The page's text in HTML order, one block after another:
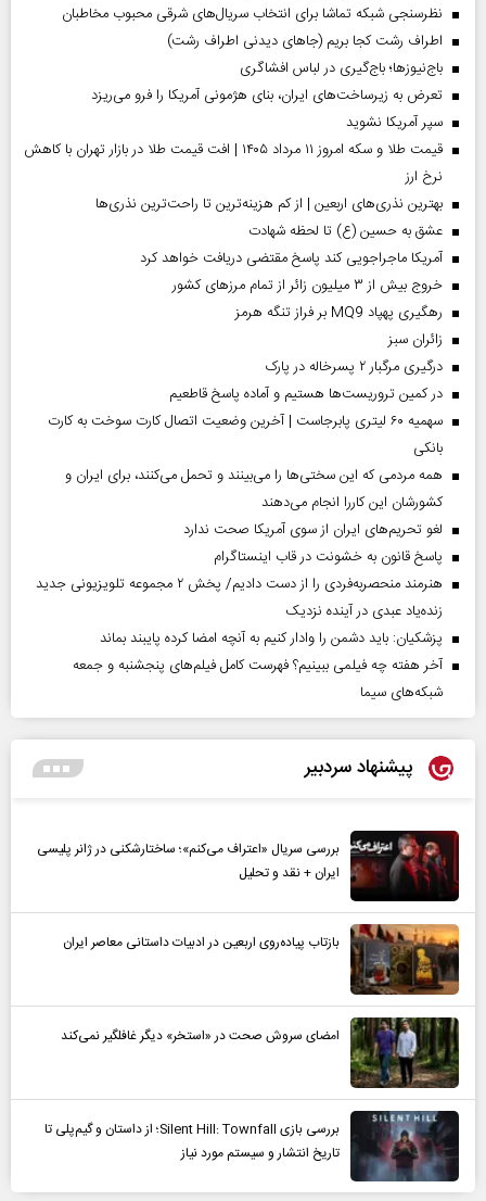
نظرسنجی شبکه تماشا برای انتخاب سریال‌های شرقی محبوب مخاطبان
اطراف رشت کجا بریم (جاهای دیدنی اطراف رشت)
باج‌نیوزها؛ باج‌گیری در لباس افشاگری
تعرض به زیرساخت‌های ایران، بنای هژمونی آمریکا را فرو می‌ریزد
سپر آمریکا نشوید
قیمت طلا و سکه امروز ۱۱ مرداد ۱۴۰۵ | افت قیمت طلا در بازار تهران با کاهش
نرخ ارز
بهترین نذری‌های اربعین | از کم هزینه‌ترین تا راحت‌ترین نذری‌ها
عشق به حسین (ع) تا لحظه شهادت
آمریکا ماجراجویی کند پاسخ مقتضی دریافت خواهد کرد
خروج بیش از ۳ میلیون زائر از تمام مرز‌های کشور
رهگیری پهپاد MQ9 بر فراز تنگه هرمز
‌زائران سبز
درگیری مرگبار ۲ پسرخاله در پارک
در کمین تروریست‌ها هستیم و آماده پاسخ قاطعیم
سهمیه ۶۰ لیتری پابرجاست | آخرین وضعیت اتصال کارت سوخت به کارت
بانکی
همه مردمی که این سختی‌ها را می‌بینند و تحمل می‌کنند، برای ایران و
کشورشان این کاررا انجام می‌دهند
لغو تحریم‌های ایران از سوی آمریکا صحت ندارد
پاسخ قانون به خشونت در قاب اینستاگرام
هنرمند منحصر‌به‌فردی را از دست دادیم/ پخش ۲ مجموعه تلویزیونی جدید
زنده‌یاد عبدی در آینده نزدیک
پزشکیان: باید دشمن را وادار کنیم به آنچه امضا کرده پایبند بماند
آخر هفته چه فیلمی ببینیم؟ فهرست کامل فیلم‌های پنجشنبه و جمعه
شبکه‌های سیما
پیشنهاد سردبیر
بررسی سریال «اعتراف می‌کنم»؛ ساختارشکنی در ژانر پلیسی
ایران + نقد و تحلیل
بازتاب پیاده‌روی اربعین در ادبیات داستانی معاصر ایران
امضای سروش صحت در «استخر» دیگر غافلگیر نمی‌کند
بررسی بازی Silent Hill: Townfall؛ از داستان و گیم‌پلی تا
تاریخ انتشار و سیستم مورد نیاز